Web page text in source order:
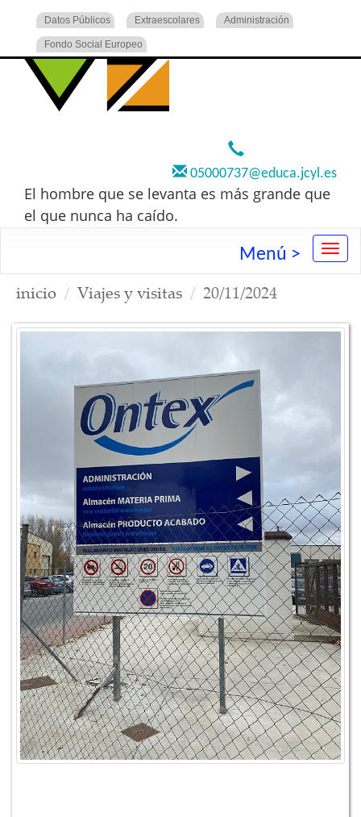
Datos Públicos Extraescolares Administración
Fondo Social Europeo
05000737@educa.jcyl.es
El hombre que se levanta es más grande que
el que nunca ha caído.
Menú >
inicio Viajes y visitas 20/11/2024